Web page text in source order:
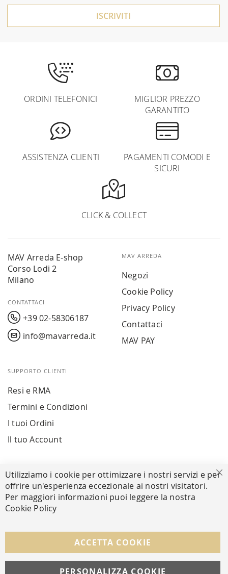
ISCRIVITI
ORDINI TELEFONICI
MIGLIOR PREZZO
GARANTITO
ASSISTENZA CLIENTI
PAGAMENTI COMODI E
SICURI
CLICK & COLLECT
MAV Arreda E-shop
Corso Lodi 2
Milano
CONTATTACI
+39 02-58306187
info@mavarreda.it
MAV ARREDA
Negozi
Cookie Policy
Privacy Policy
Contattaci
MAV PAY
SUPPORTO CLIENTI
Resi e RMA
Termini e Condizioni
I tuoi Ordini
Il tuo Account
Facebook Instagram Whatsapp
Utilizziamo i cookie per ottimizzare i nostri servizi e per
offrire un'esperienza eccezionale ai nostri visitatori.
Per maggiori informazioni puoi leggere la nostra
Cookie Policy
ACCETTA COOKIE
PERSONALIZZA COOKIE